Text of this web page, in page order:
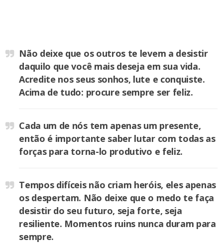
Não deixe que os outros te levem a desistir
daquilo que você mais deseja em sua vida.
Acredite nos seus sonhos, lute e conquiste.
Acima de tudo: procure sempre ser feliz.
Cada um de nós tem apenas um presente,
então é importante saber lutar com todas as
forças para torna-lo produtivo e feliz.
Tempos difíceis não criam heróis, eles apenas
os despertam. Não deixe que o medo te faça
desistir do seu futuro, seja forte, seja
resiliente. Momentos ruins nunca duram para
sempre.